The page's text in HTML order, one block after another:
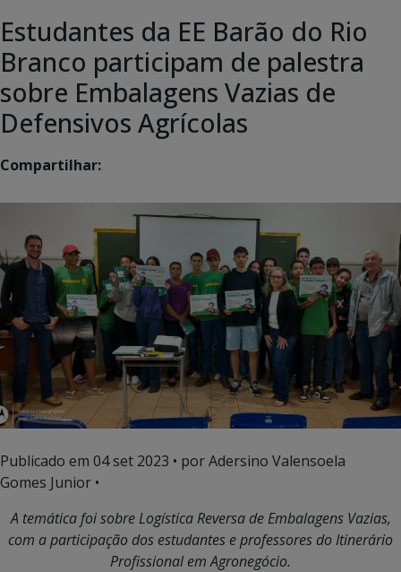
Estudantes da EE Barão do Rio
Branco participam de palestra
sobre Embalagens Vazias de
Defensivos Agrícolas
Compartilhar:
Publicado em 04 set 2023 • por Adersino Valensoela
Gomes Junior •
A temática foi sobre Logística Reversa de Embalagens Vazias,
com a participação dos estudantes e professores do Itinerário
Profissional em Agronegócio.